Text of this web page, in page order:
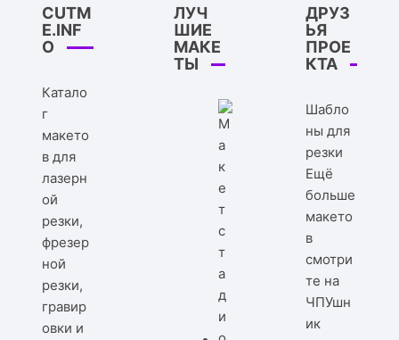
CUTM
E.INF
O
Катало
г
макето
в для
лазерн
ой
резки,
фрезер
ной
резки,
гравир
овки и
ЛУЧ
ШИЕ
МАКЕ
ТЫ
ДРУЗ
ЬЯ
ПРОЕ
КТА
Шабло
ны для
резки
Ещё
больше
макето
в
смотри
те на
ЧПУшн
ик